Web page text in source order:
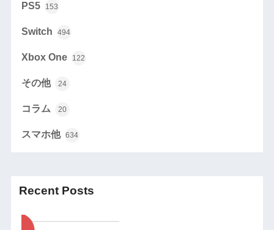
PS5 153
Switch 494
Xbox One 122
その他 24
コラム 20
スマホ他 634
Recent Posts